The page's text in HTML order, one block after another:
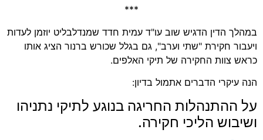
***
במהלך הדין הדגיש שוב עו"ד עמית חדד שמנדלבליט יוזמן לעדות
ויעבור חקירת "שתי וערב", גם בגלל שכורש ברנור הציג אותו
כראש צוות החקירה של תיקי האלפים.
הנה עיקרי הדברים אתמול בדיון:
על ההתנהלות החריגה בנוגע לתיקי נתניהו
ושיבוש הליכי חקירה.